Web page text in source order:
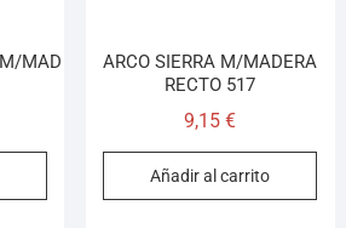
MAD
ARCO SIERRA M/MADERA
RECTO 517
9,15€
Añadir al carrito